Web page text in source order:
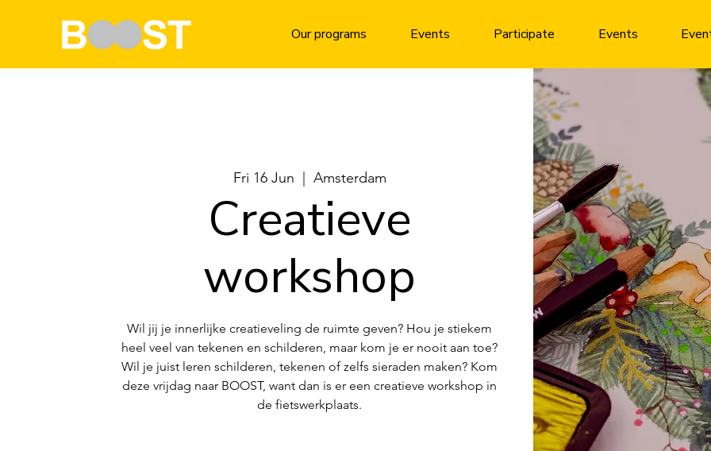
Our programs Events Participate Events
Fri 16 Jun Amsterdam
Creatieve
workshop
Wil jij je innerlijke creatieveling de ruimte geven? Hou je stiekem
heel veel van tekenen en schilderen, maar kom je er nooit aan toe?
Wil je juist leren schilderen, tekenen of zelfs sieraden maken? Kom
deze vrijdag naar BOOST, want dan is er een creatieve workshop in
de fietswerkplaats.